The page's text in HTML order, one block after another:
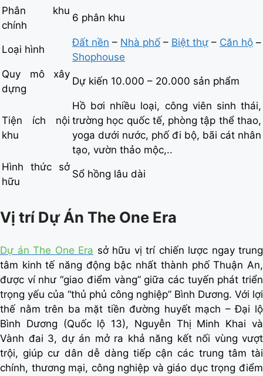
Phân khu
chính
6 phân khu
Loại hình
Đất nền – Nhà phố – Biệt thự – Căn hộ –
Shophouse
Quy mô xây
dựng
Dự kiến 10.000 – 20.000 sản phẩm
Tiện ích nội
khu
Hồ bơi nhiều loại, công viên sinh thái,
trường học quốc tế, phòng tập thể thao,
yoga dưới nước, phố đi bộ, bãi cát nhân
tạo, vườn thảo mộc,..
Hình thức sở
hữu
Sổ hồng lâu dài
Vị trí Dự Án The One Era
Dự án The One Era sở hữu vị trí chiến lược ngay trung
tâm kinh tế năng động bậc nhất thành phố Thuận An,
được ví như “giao điểm vàng” giữa các tuyến phát triển
trọng yếu của “thủ phủ công nghiệp” Bình Dương. Với lợi
thế nằm trên ba mặt tiền đường huyết mạch – Đại lộ
Bình Dương (Quốc lộ 13), Nguyễn Thị Minh Khai và
Vành đai 3, dự án mở ra khả năng kết nối vùng vượt
trội, giúp cư dân dễ dàng tiếp cận các trung tâm tài
chính, thương mại, công nghiệp và giáo dục trọng điểm